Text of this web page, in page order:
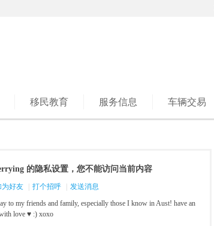
移民教育 服务信息 车辆交易
的隐私设置，您不能访问当前内容
为好友 打个招呼
发送消息
to my friends and family, especially those I know in Aust! have an
love ♥ :) xoxo